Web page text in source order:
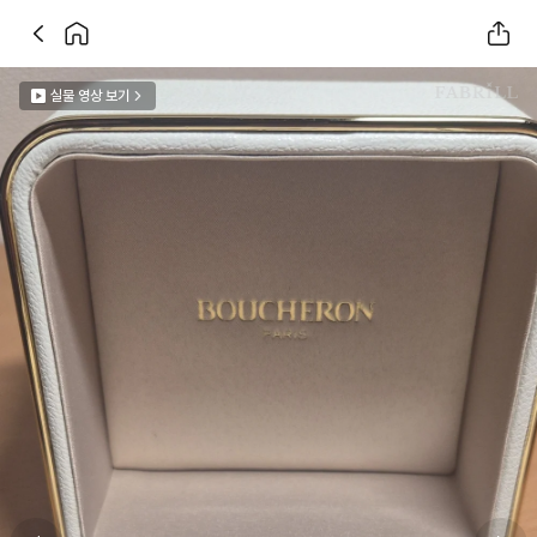
실물 영상 보기